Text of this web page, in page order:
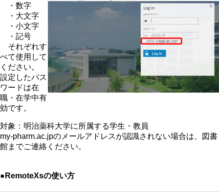
・数字​
・大文字
・小文字
・記号
​ それぞれす
べて使用して
ください。
設定したパス
ワードは在
職・在学中有
効です。
対象：明治薬科大学に所属する学生・教員
my-pharm.ac.jpのメールアドレスが認識されない場合は、図書
館までご連絡ください。
●RemoteXsの使い方